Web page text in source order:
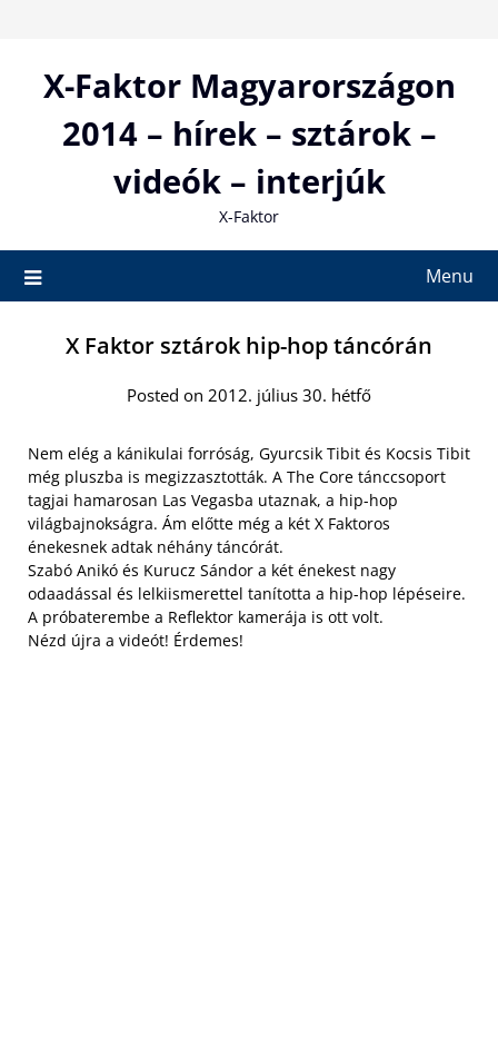
contentX-Faktor Magyarországon
2014 – hírek – sztárok –
videók – interjúk
X-Faktor
Menu
X Faktor sztárok hip-hop táncórán
Posted on 2012. július 30. hétfő
Nem elég a kánikulai forróság, Gyurcsik Tibit és Kocsis Tibit
még pluszba is megizzasztották. A The Core tánccsoport
tagjai hamarosan Las Vegasba utaznak, a hip-hop
világbajnokságra. Ám előtte még a két X Faktoros
énekesnek adtak néhány táncórát.
Szabó Anikó és Kurucz Sándor a két énekest nagy
odaadással és lelkiismerettel tanította a hip-hop lépéseire.
A próbaterembe a Reflektor kamerája is ott volt.
Nézd újra a videót! Érdemes!